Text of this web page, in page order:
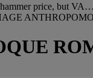
price, but VA…